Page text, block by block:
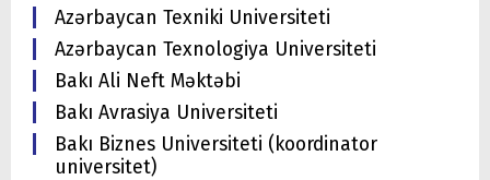
Azərbaycan Texniki Universiteti
Azərbaycan Texnologiya Universiteti
Bakı Ali Neft Məktəbi
Bakı Avrasiya Universiteti
Bakı Biznes Universiteti (koordinator
universitet)